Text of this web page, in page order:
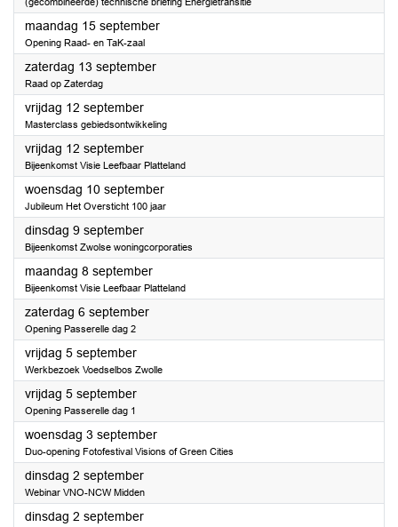
maandag 15 september2025
Opening Raad- en TaK-zaal
zaterdag 13 september2025
Raad op Zaterdag
vrijdag 12 september2025
Masterclass gebiedsontwikkeling
vrijdag 12 september2025
Bijeenkomst Visie Leefbaar Platteland
woensdag 10 september2025
Jubileum Het Oversticht 100 jaar
dinsdag 9 september2025
Bijeenkomst Zwolse woningcorporaties
maandag 8 september2025
Bijeenkomst Visie Leefbaar Platteland
zaterdag 6 september2025
Opening Passerelle dag 2
vrijdag 5 september2025
Werkbezoek Voedselbos Zwolle
vrijdag 5 september2025
Opening Passerelle dag 1
woensdag 3 september2025
Duo-opening Fotofestival Visions of Green Cities
dinsdag 2 september2025
Webinar VNO-NCW Midden
dinsdag 2 september2025